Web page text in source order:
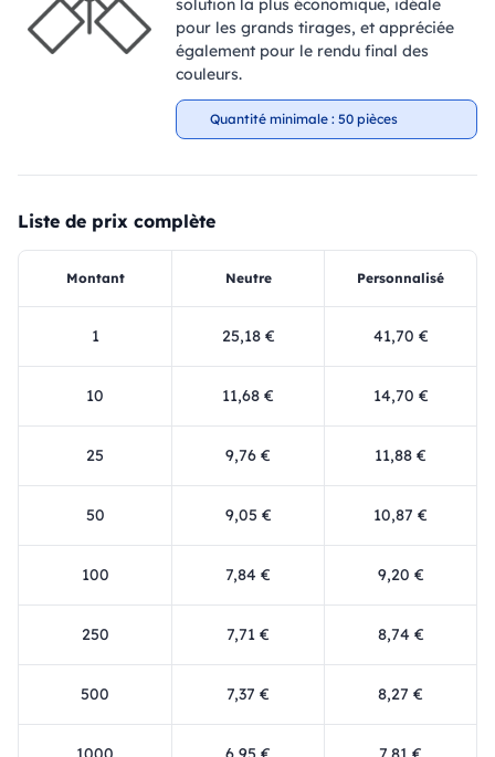
solution la plus économique, idéale
pour les grands tirages, et appréciée
également pour le rendu final des
couleurs.
Quantité minimale : 50 pièces
Liste de prix complète
Montant Neutre Personnalisé
1 25,18 € 41,70 €
10 11,68 € 14,70 €
25 9,76 € 11,88 €
50 9,05 € 10,87 €
100 7,84 € 9,20 €
250 7,71 € 8,74 €
500 7,37 € 8,27 €